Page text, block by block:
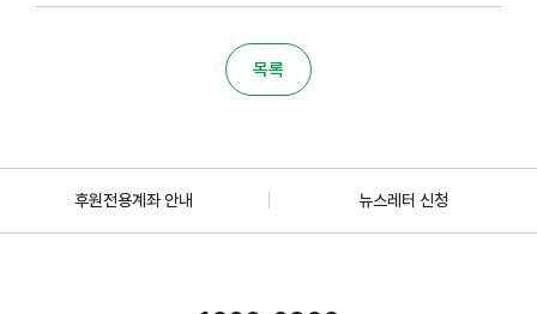
목록
후원전용계좌 안내 뉴스레터 신청